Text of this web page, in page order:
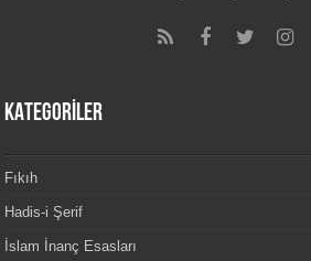
KATEGORİLER
Fıkıh
Hadis-i Şerif
İslam İnanç Esasları